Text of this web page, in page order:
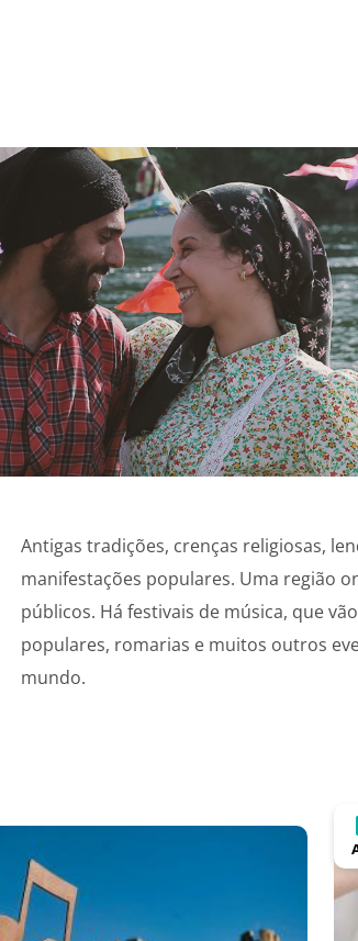
Antigas tradições, crenças religiosas,
manifestações populares. Uma região
públicos. Há festivais de música, que
populares, romarias e muitos outros
mundo.